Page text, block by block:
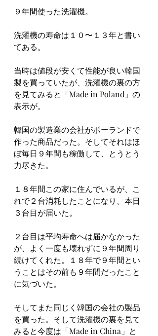
９年間使った洗濯機。
洗濯機の寿命は１０〜１３年と書い
てある。
当時は値段が安くて性能が良い韓国
製を買っていたが、洗濯機の裏の方
を見てみると「Made in Poland」の
表示が。
韓国の製造業の会社がポーランドで
作った商品だった。そしてそれはほ
ぼ毎日９年間も稼働して、とうとう
力尽きた。
１８年間この家に住んでいるが、こ
れで２台消耗したことになり、本日
３台目が届いた。
２台目は平均寿命へは届かなかった
が、よく一度も壊れずに９年間周り
続けてくれた。１８年で９年間とい
うことはその前も９年間だったこと
に気づいた。
そしてまた同じく韓国の会社の製品
を買った。そして洗濯機の裏を見て
みると今度は「Made in China」と